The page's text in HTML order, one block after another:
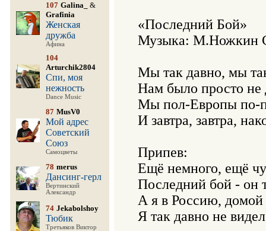
107 Galina_
&
Grafinia
Женская
дружба
Афина
104
Arturchik2804
Спи, моя
нежность
Dance Music
87 MusV0
Мой адрес
Советский
Союз
Самоцветы
78 merus
Дансинг-герл
Вертинский
Александр
74 Jekabolshoy
Тюбик
Третьяков Виктор
«Последний Бой»
Музыка: М.Ножкин
Мы так давно, мы
Нам было просто не
Мы пол-Европы по-
И завтра, завтра,
Припев:
Ещё немного, ещё
Последний бой - он
А я в Россию, домой
Я так давно не